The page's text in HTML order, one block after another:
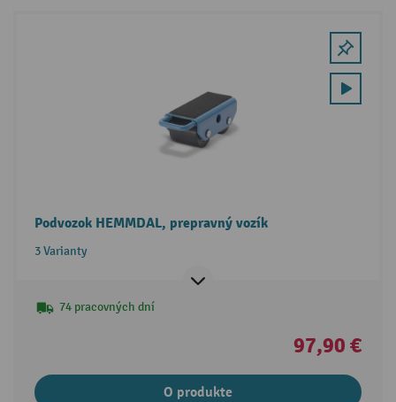
Podvozok HEMMDAL, prepravný vozík
3 Varianty
74 pracovných dní
97,90 €
O produkte